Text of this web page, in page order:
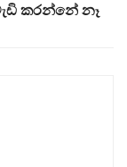
කරන්නේ නෑ